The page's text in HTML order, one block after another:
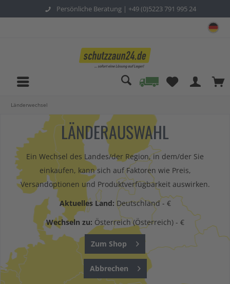
Persönliche Beratung | +49 (0)5223 791 995 24
Länderwechsel
LÄNDERAUSWAHL
Ein Wechsel des Landes/der Region, in dem/der Sie
einkaufen, kann sich auf Faktoren wie Preis,
Versandoptionen und Produktverfügbarkeit auswirken.
Aktuelles Land: Deutschland - €
Wechseln zu: Österreich (Österreich) - €
Zum Shop
Abbrechen